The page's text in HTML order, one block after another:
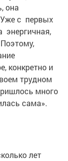
она
с первых
энергичная,
конкретно и
трудном
много
сама».
лет